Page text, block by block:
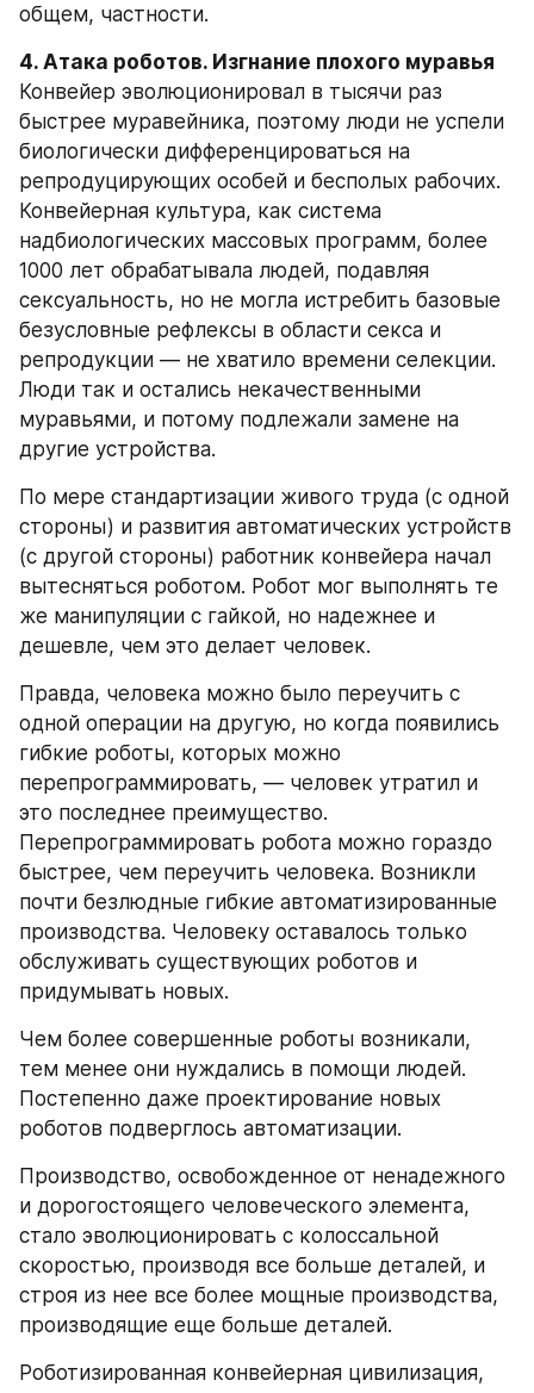
общем, частности.
4. Атака роботов. Изгнание плохого муравья
Конвейер эволюционировал в тысячи раз
быстрее муравейника, поэтому люди не успели
биологически дифференцироваться на
репродуцирующих особей и бесполых рабочих.
Конвейерная культура, как система
надбиологических массовых программ, более
1000 лет обрабатывала людей, подавляя
сексуальность, но не могла истребить базовые
безусловные рефлексы в области секса и
репродукции — не хватило времени селекции.
Люди так и остались некачественными
муравьями, и потому подлежали замене на
другие устройства.
По мере стандартизации живого труда (с одной
стороны) и развития автоматических устройств
(с другой стороны) работник конвейера начал
вытесняться роботом. Робот мог выполнять те
же манипуляции с гайкой, но надежнее и
дешевле, чем это делает человек.
Правда, человека можно было переучить с
одной операции на другую, но когда появились
гибкие роботы, которых можно
перепрограммировать, — человек утратил и
это последнее преимущество.
Перепрограммировать робота можно гораздо
быстрее, чем переучить человека. Возникли
почти безлюдные гибкие автоматизированные
производства. Человеку оставалось только
обслуживать существующих роботов и
придумывать новых.
Чем более совершенные роботы возникали,
тем менее они нуждались в помощи людей.
Постепенно даже проектирование новых
роботов подверглось автоматизации.
Производство, освобожденное от ненадежного
и дорогостоящего человеческого элемента,
стало эволюционировать с колоссальной
скоростью, производя все больше деталей, и
строя из нее все более мощные производства,
производящие еще больше деталей.
Роботизированная конвейерная цивилизация,